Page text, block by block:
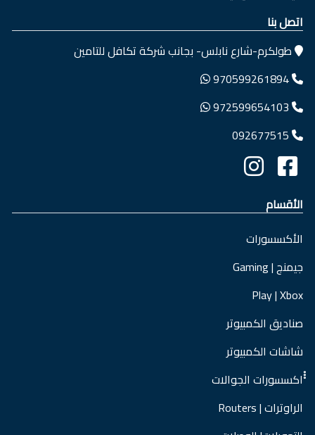
اتصل بنا
طولكرم-شارع نابلس- بجانب شركة تكافل للتامين
970599261894
972599654103
092677515
الأقسام
الأكسسورات
جيمنج | Gaming
Play | Xbox
صناديق الكمبيوتر
شاشات الكمبيوتر
ْْْاكسسورات الجوالات
الراوترات | Routers